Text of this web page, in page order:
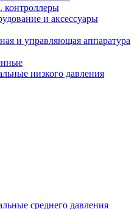
контроллеры
и аксессуары
и управляющая аппаратура
низкого давления
среднего давления